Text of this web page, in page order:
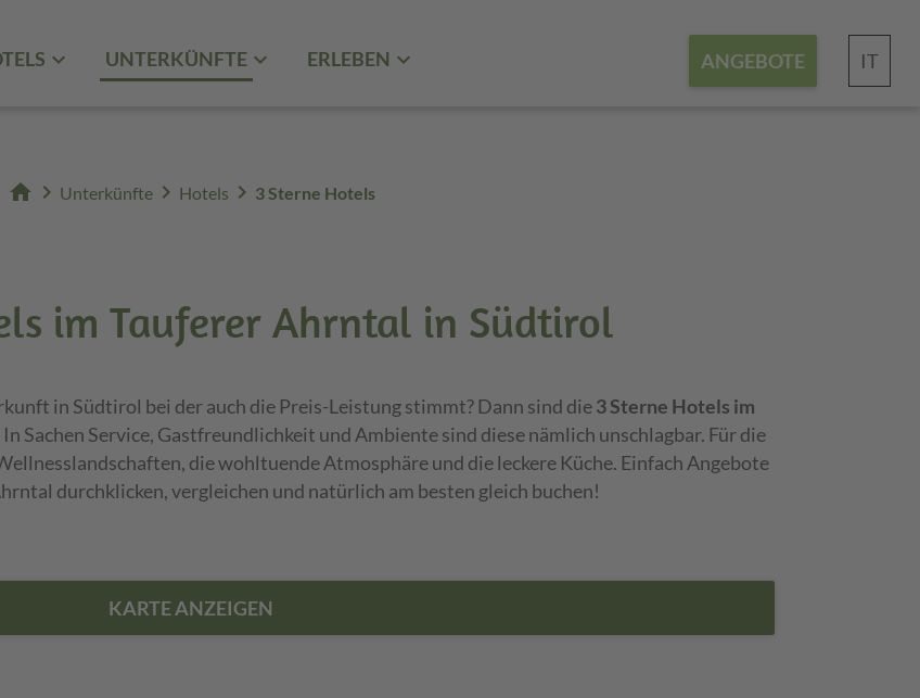
IT
UNTERKÜNFTE ERLEBEN ANGEBOTE
home chevron_right Unterkünftechevron_right Hotels chevron_right 3 Sterne Hotels
im Tauferer Ahrntal in Südtirol
in Südtirol bei der auch die Preis-Leistung stimmt? Dann sind die3 Sterne Hotels im
Sachen Service, Gastfreundlichkeit und Ambiente sind diese nämlich unschlagbar. Für die
die wohltuende Atmosphäre und die leckere Küche. Einfach Angebote
durchklicken, vergleichen und natürlich am besten gleich buchen!
KARTE ANZEIGEN